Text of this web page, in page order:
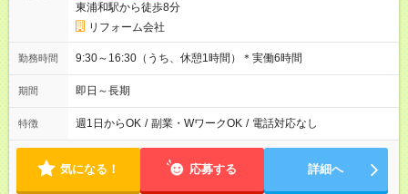
東浦和駅から徒歩8分
リフォーム会社
勤務時間 9:30～16:30（うち、休憩1時間）＊実働6時間
期間 即日～長期
特徴 週1日からOK / 副業・WワークOK / 電話対応なし
気になる！ 応募する 詳細へ